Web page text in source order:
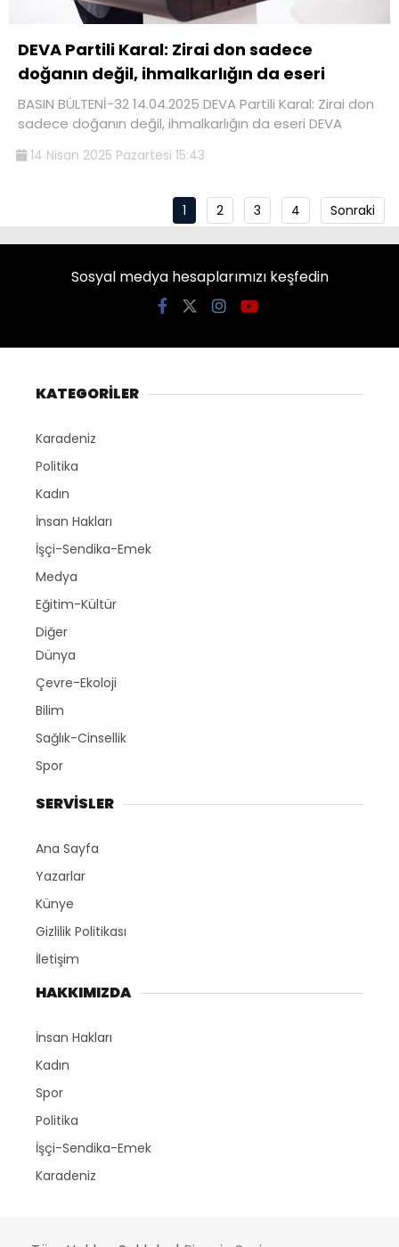
DEVA Partili Karal: Zirai don sadece
doğanın değil, ihmalkarlığın da eseri
BASIN BÜLTENİ-32 14.04.2025 DEVA Partili Karal: Zirai don
sadece doğanın değil, ihmalkarlığın da eseri DEVA
14 Nisan 2025 Pazartesi 15:43
1 2 3 4 Sonraki
Sosyal medya hesaplarımızı keşfedin
KATEGORİLER
Karadeniz
Politika
Kadın
İnsan Hakları
İşçi-Sendika-Emek
Medya
Eğitim-Kültür
Diğer
Dünya
Çevre-Ekoloji
Bilim
Sağlık-Cinsellik
Spor
SERVİSLER
Ana Sayfa
Yazarlar
Künye
Gizlilik Politikası
İletişim
HAKKIMIZDA
İnsan Hakları
Kadın
Spor
Politika
İşçi-Sendika-Emek
Karadeniz